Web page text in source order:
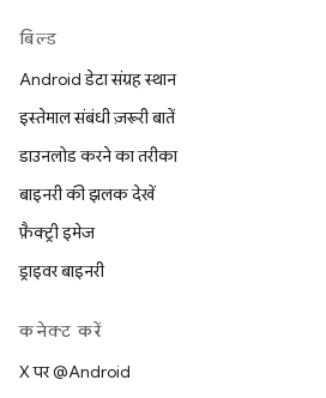
बिल्ड
Android डेटा संग्रह स्थान
इस्तेमाल संबंधी ज़रूरी बातें
डाउनलोड करने का तरीका
बाइनरी की झलक देखें
फ़ैक्ट्री इमेज
ड्राइवर बाइनरी
कनेक्ट करें
X पर @Android